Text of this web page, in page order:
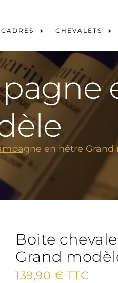
CADRES CHEVALETS
en hêtre Grand
Boite
Grand
139,90 € TTC